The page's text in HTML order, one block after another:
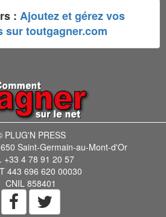
: Ajoutez et gérez vos
sur toutgagner.com
PLUG'N PRESS
Saint-Germain-au-Mont-d'Or
+33 4 78 91 20 57
443 696 620 00030
CNIL 858401